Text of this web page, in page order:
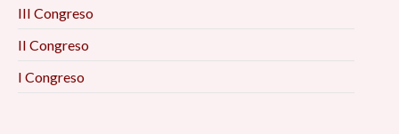
III Congreso
II Congreso
I Congreso